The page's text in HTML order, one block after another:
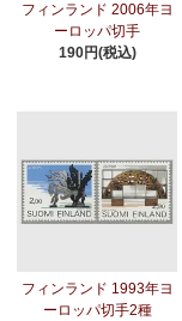
フィンランド 2006年ヨ
ーロッパ切手
190円(税込)
フィンランド 1993年ヨ
ーロッパ切手2種